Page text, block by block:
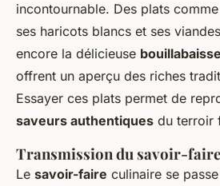
incontournable. Des plats
ses haricots blancs et ses
encore la délicieuse bouillabaisse
offrent un aperçu des riches
Essayer ces plats permet de
saveurs authentiques du terroir
Transmission du savoir-
Le savoir-faire culinaire se